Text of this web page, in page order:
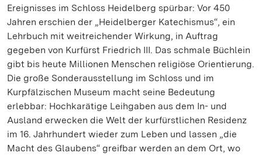
Ereignisses im Schloss Heidelberg spürbar: Vor 450
Jahren erschien der „Heidelberger Katechismus“, ein
Lehrbuch mit weitreichender Wirkung, in Auftrag
gegeben von Kurfürst Friedrich III. Das schmale Büchlein
gibt bis heute Millionen Menschen religiöse Orientierung.
Die große Sonderausstellung im Schloss und im
Kurpfälzischen Museum macht seine Bedeutung
erlebbar: Hochkarätige Leihgaben aus dem In- und
Ausland erwecken die Welt der kurfürstlichen Residenz
im 16. Jahrhundert wieder zum Leben und lassen „die
Macht des Glaubens“ greifbar werden an dem Ort, wo